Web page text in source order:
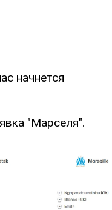
начнется
"Марселя".